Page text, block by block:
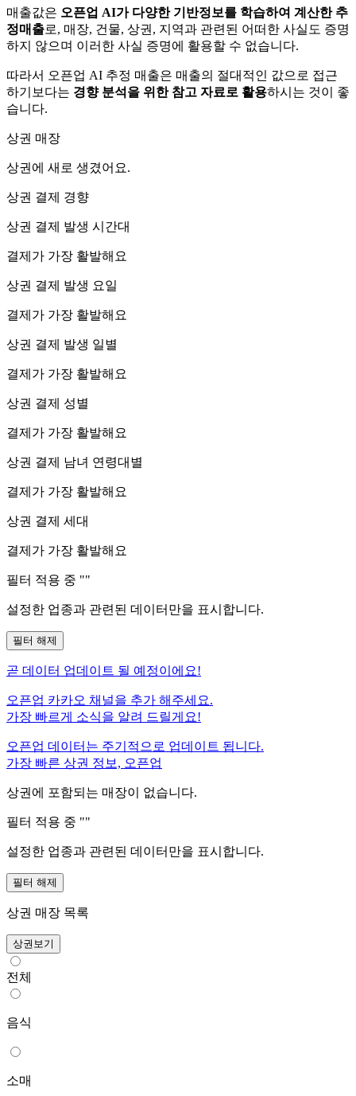
매출값은 오픈업 AI가 다양한 기반정보를 학습하여 계산한 추
정매출로, 매장, 건물, 상권, 지역과 관련된 어떠한 사실도 증명
하지 않으며 이러한 사실 증명에 활용할 수 없습니다.
따라서 오픈업 AI 추정 매출은 매출의 절대적인 값으로 접근
하기보다는 경향 분석을 위한 참고 자료로 활용하시는 것이 좋
습니다.
상권 매장
상권에 새로 생겼어요.
상권 결제 경향
상권 결제 발생 시간대
결제가 가장 활발해요
상권 결제 발생 요일
결제가 가장 활발해요
상권 결제 발생 일별
결제가 가장 활발해요
상권 결제 성별
결제가 가장 활발해요
상권 결제 남녀 연령대별
결제가 가장 활발해요
상권 결제 세대
결제가 가장 활발해요
필터 적용 중 ""
설정한 업종과 관련된 데이터만을 표시합니다.
필터 해제
곧 데이터 업데이트 될 예정이에요!
오픈업 카카오 채널을 추가 해주세요.
가장 빠르게 소식을 알려 드릴게요!
오픈업 데이터는 주기적으로 업데이트 됩니다.
가장 빠른 상권 정보, 오픈업
상권에 포함되는 매장이 없습니다.
필터 적용 중 ""
설정한 업종과 관련된 데이터만을 표시합니다.
필터 해제
상권 매장 목록
상권보기
전체
음식
소매